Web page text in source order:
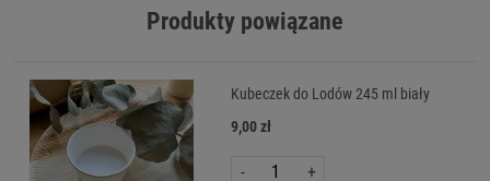
Produkty powiązane
Kubeczek do Lodów 245 ml biały
9,00 zł
- +